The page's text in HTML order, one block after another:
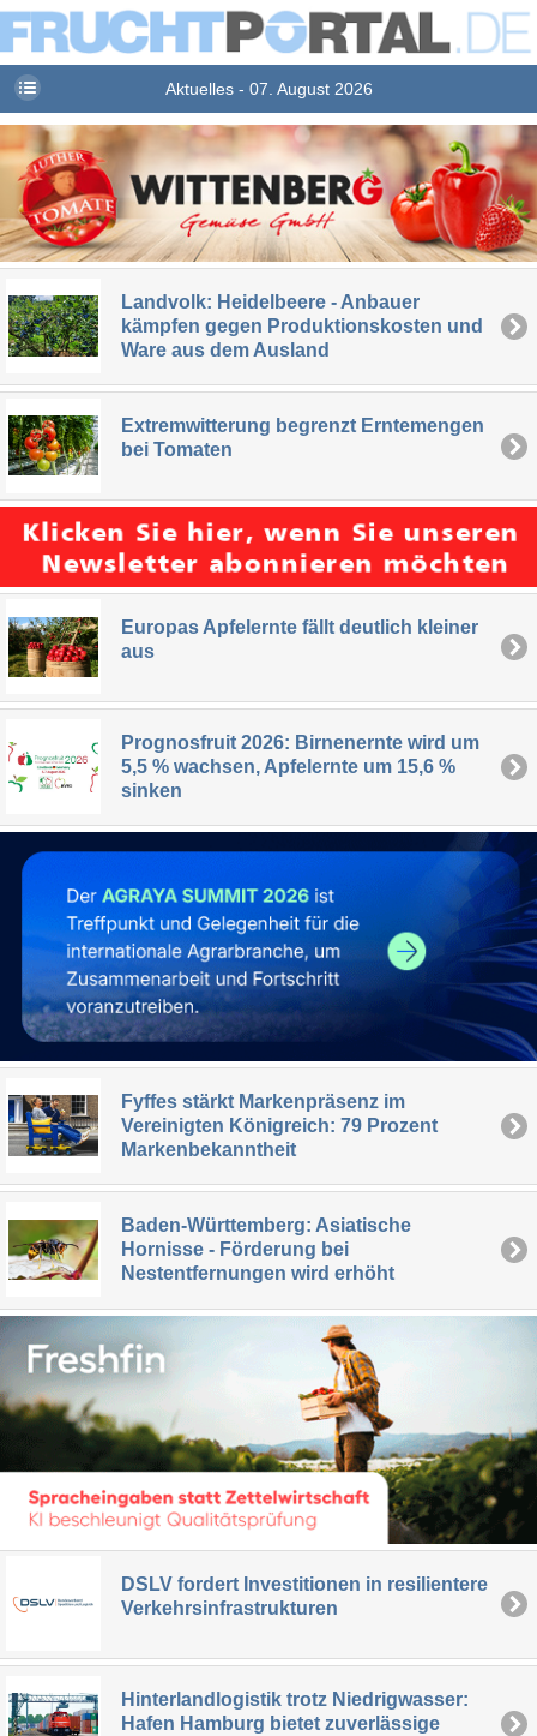
Aktuelles - 07. August 2026
Landvolk: Heidelbeere - Anbauer
kämpfen gegen Produktionskosten und
Ware aus dem Ausland
Extremwitterung begrenzt Erntemengen
bei Tomaten
Europas Apfelernte fällt deutlich kleiner
aus
Prognosfruit 2026: Birnenernte wird um
5,5 % wachsen, Apfelernte um 15,6 %
sinken
Fyffes stärkt Markenpräsenz im
Vereinigten Königreich: 79 Prozent
Markenbekanntheit
Baden-Württemberg: Asiatische
Hornisse - Förderung bei
Nestentfernungen wird erhöht
DSLV fordert Investitionen in resilientere
Verkehrsinfrastrukturen
Hinterlandlogistik trotz Niedrigwasser:
Hafen Hamburg bietet zuverlässige